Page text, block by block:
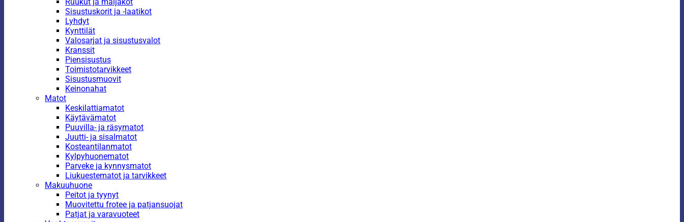
Sisustuskorit ja -laatikot
Lyhdyt
Kynttilät
Valosarjat ja sisustusvalot
Kranssit
Piensisustus
Toimistotarvikkeet
Sisustusmuovit
Keinonahat
Matot
Keskilattiamatot
Käytävämatot
Puuvilla- ja räsymatot
Juutti- ja sisalmatot
Kosteantilanmatot
Kylpyhuonematot
Parveke ja kynnysmatot
Liukuestematot ja tarvikkeet
Makuuhuone
Peitot ja tyynyt
Muovitettu frotee ja patjansuojat
Patjat ja varavuoteet